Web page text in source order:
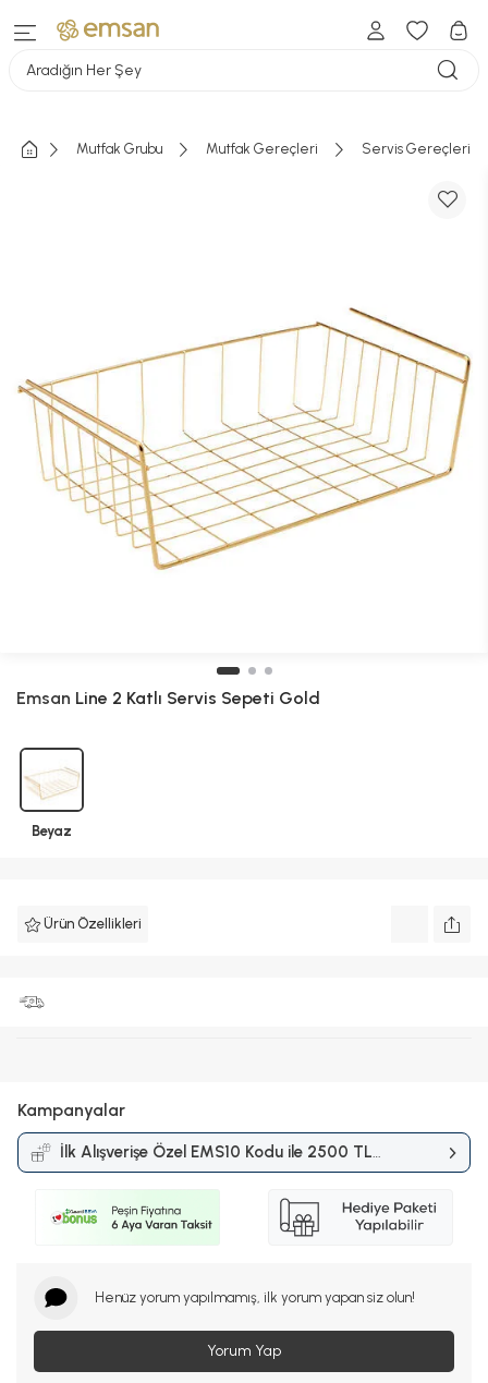
Aradığın Her Şey
Mutfak Grubu Mutfak Gereçleri Servis Gereçleri
Emsan Line 2 Katlı Servis Sepeti Gold
Beyaz
Ürün Özellikleri
Kampanyalar
İlk Alışverişe Özel EMS10 Kodu ile 2500 TL
ve Üzerine %10 İndirimKampanyası
Henüz yorum yapılmamış, ilk yorum yapan siz olun!
Yorum Yap